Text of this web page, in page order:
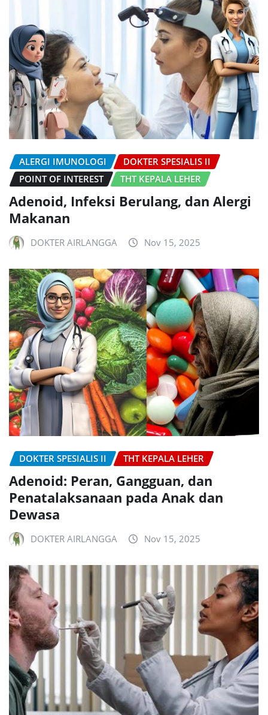
ALERGI IMUNOLOGI
DOKTER SPESIALIS II
POINT OF INTEREST
THT KEPALA LEHER
Adenoid, Infeksi Berulang, dan Alergi
Makanan
DOKTER AIRLANGGA Nov 15, 2025
DOKTER SPESIALIS II THT KEPALA LEHER
Adenoid: Peran, Gangguan, dan
Penatalaksanaan pada Anak dan
Dewasa
DOKTER AIRLANGGA Nov 15, 2025